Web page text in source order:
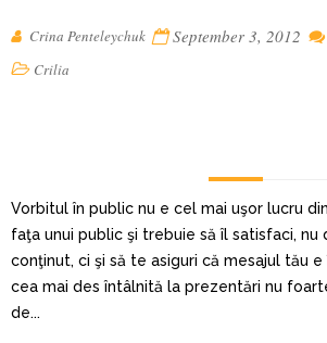
Crina Penteleychuk September 3, 2012
Crilia
Vorbitul în public nu e cel mai uşor lucru
faţa unui public şi trebuie să îl satisfaci, nu
conţinut, ci şi să te asiguri că mesajul tău
cea mai des întâlnită la prezentări nu
de...